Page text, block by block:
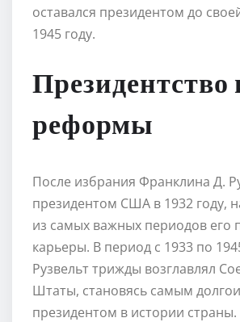
оставался президентом до
1945 году.
Президентство
реформы
После избрания Франклина Д.
президентом США в 1932 году,
из самых важных периодов его
карьеры. В период с 1933 по
Рузвельт трижды возглавлял
Штаты, становясь самым
президентом в истории страны.